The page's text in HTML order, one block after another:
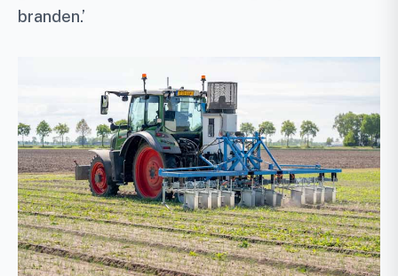
branden.’